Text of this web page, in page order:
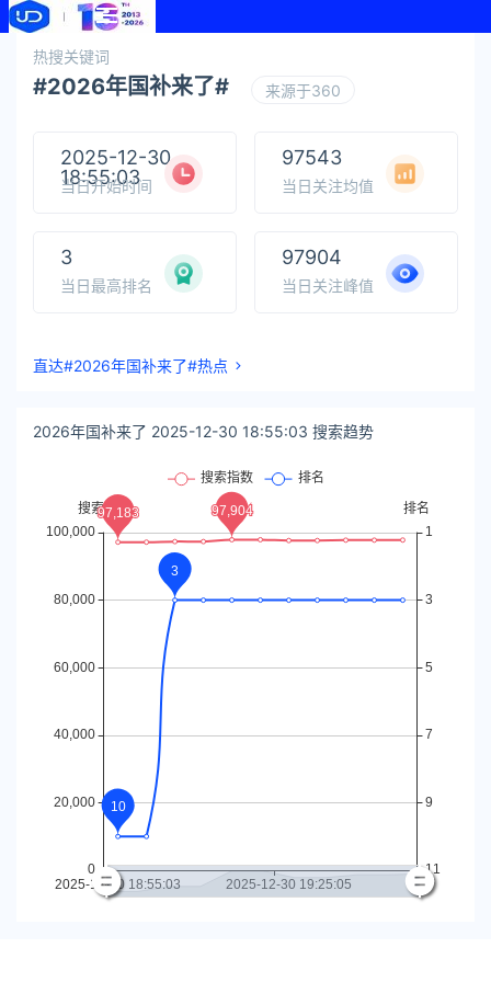
热搜关键词
#2026年国补来了# 来源于360
2025-12-30
18:55:03
当日开始时间
97543
当日关注均值
3
当日最高排名
97904
当日关注峰值
直达#2026年国补来了#热点
2026年国补来了 2025-12-30 18:55:03 搜索趋势